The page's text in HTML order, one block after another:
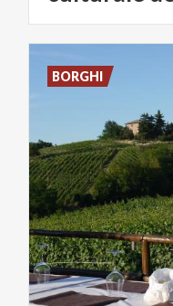
BORGHI